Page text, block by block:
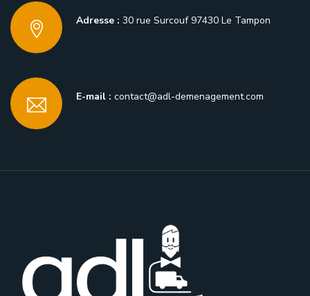
Adresse : 30 rue Surcouf 97430 Le Tampon
E-mail : contact@adl-demenagement.com